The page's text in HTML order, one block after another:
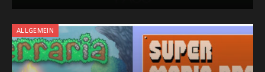
ALLGEMEIN